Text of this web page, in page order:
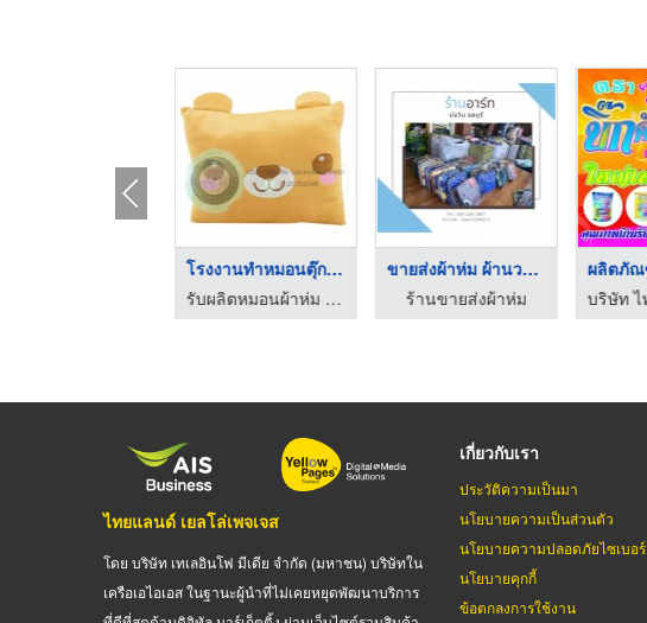
โรงงานทำหมอนตุ๊กตา
รับผลิตหมอนผ้าห่ม สินค้าพรีเมี่ยม
ขายส่งผ้าห่ม ผ้านวม ...
ร้านขายส่งผ้าห่ม
ไทยแลนด์ เยลโล่เพจเจส
โดย บริษัท เทเลอินโฟ มีเดีย จำกัด (มหาชน) บริษัทใน
เครือเอไอเอส ในฐานะผู้นำที่ไม่เคยหยุดพัฒนาบริการ
เกี่ยวกับเรา
ประวัติความเป็นมา
นโยบายความเป็นส่วนตัว
นโยบายความปลอดภัยไซเบอร์
นโยบายคุกกี้
ข้อตกลงการใช้งาน